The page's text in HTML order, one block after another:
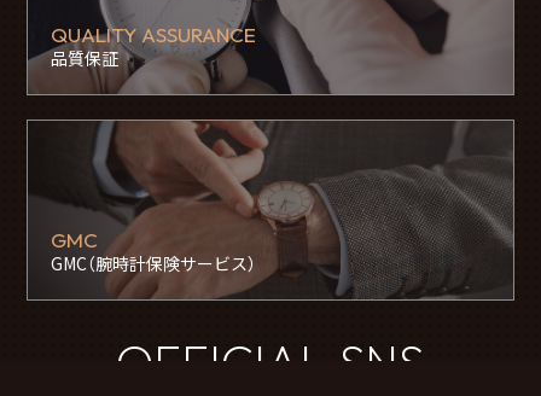
QUALITY ASSURANCE
品質保証
GMC
GMC（腕時計保険サービス）
OFFICIAL SNS